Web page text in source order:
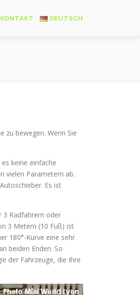
KONTAKT DEUTSCH
zu bewegen. Wenn Sie
keine einfache
vielen Parametern ab.
Es ist
3 Radfahrern oder
3 Metern (10 Fuß) ist
180°-Kurve eine sehr
an beiden Enden. So
der Fahrzeuge, die Ihre